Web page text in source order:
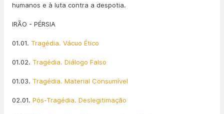
humanos e à luta contra a despotia.
IRÃO - PÉRSIA
01.01. Tragédia. Vácuo Ético
01.02. Tragédia. Diálogo Falso
01.03. Tragédia. Material Consumível
02.01. Pós-Tragédia. Deslegitimação